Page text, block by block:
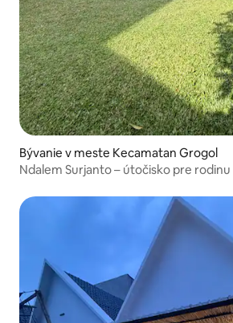
Bývanie v meste Kecamatan Grogol
Ndalem Surjanto – útočisko pre rodinu